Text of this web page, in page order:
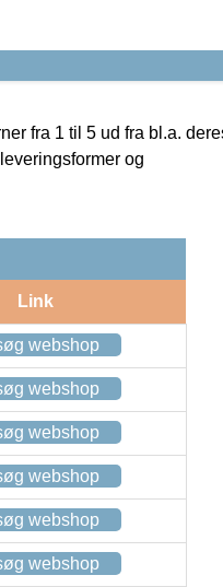
fra 1 til 5 ud fra bl.a.
og
Link
webshop
webshop
webshop
webshop
webshop
webshop